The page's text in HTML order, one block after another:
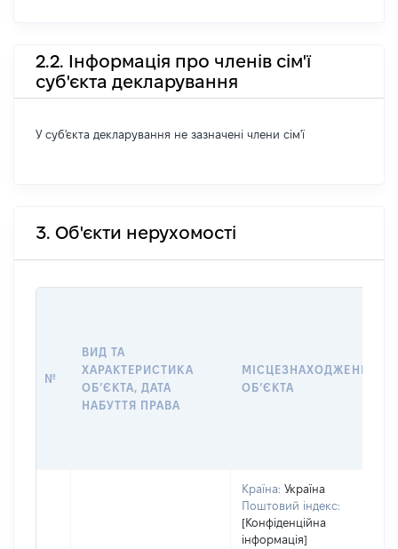
2.2. Інформація про членів сім'ї
суб'єкта декларування
У суб'єкта декларування не зазначені члени сім'ї
3. Об'єкти нерухомості
№
ВИД ТА
ХАРАКТЕРИСТИКА
ОБʼЄКТА, ДАТА
НАБУТТЯ ПРАВА
МІСЦЕЗНАХОДЖЕННЯ
ОБʼЄКТА
Країна: Україна
Поштовий індекс:
[Конфіденційна
інформація]